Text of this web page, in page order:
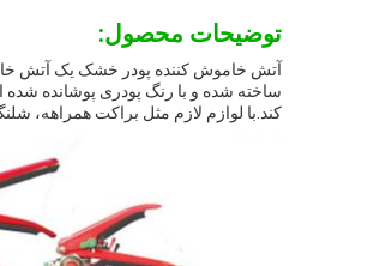
توضیحات محصول:
کند.با لوازم لازم مثل براکت همراهه،